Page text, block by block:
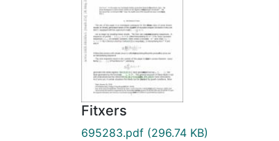
Fitxers
695283.pdf (296.74 KB)